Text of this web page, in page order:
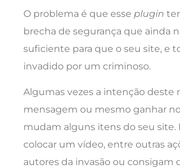
O problema é que esse plugin
brecha de segurança que ainda
suficiente para que o seu site, e
invadido por um criminoso.
Algumas vezes a intenção deste
mensagem ou mesmo ganhar
mudam alguns itens do seu
colocar um vídeo, entre outras
autores da invasão ou consigam